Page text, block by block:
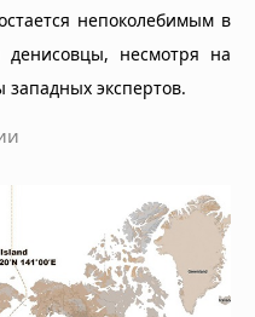
непоколебимым в
несмотря на
экспертов.